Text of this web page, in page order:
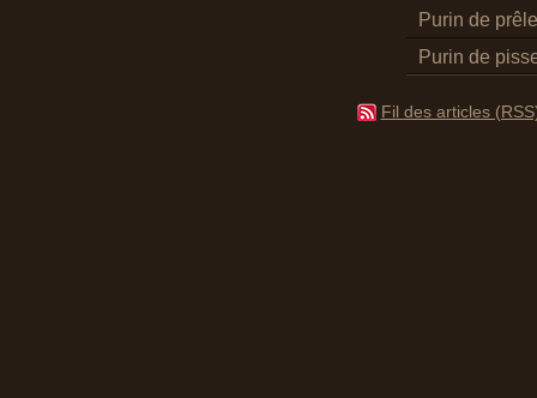
Purin de prêle
Purin de
Fil des articles